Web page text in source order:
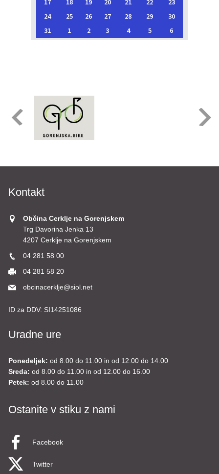
17
18 19 20 21 22
23
24
25 26 27 28 29
30
31
1 2 3 4 5 6
Kontakt
Občina Cerklje na Gorenjskem
Trg Davorina Jenka 13
4207 Cerklje na Gorenjskem
04 281 58 00
04 281 58 20
obcinacerklje@siol.net
ID za DDV: SI14251086
Uradne ure
Ponedeljek: od 8.00 do 11.00 in od 12.00 do 14.00
Sreda: od 8.00 do 11.00 in od 12.00 do 16.00
Petek: od 8.00 do 11.00
Ostanite v stiku z nami
Facebook
Twitter